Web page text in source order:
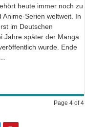
heute immer noch zu
Serien weltweit. In
im Deutschen
Jahre später der Manga
wurde. Ende
Page 4 of 4